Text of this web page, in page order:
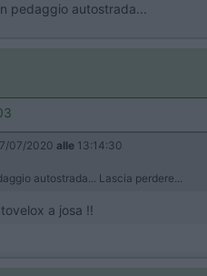
pedaggio autostrada...
07/2020 alle 13:14:30
autostrada... Lascia perdere...
a josa !!